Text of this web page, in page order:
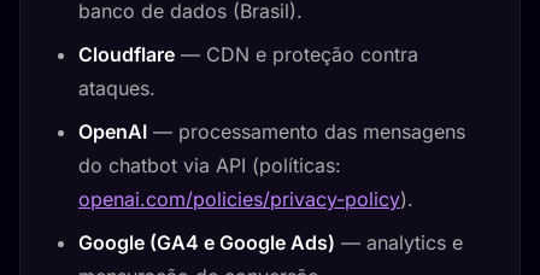
banco de dados (Brasil).
Cloudflare — CDN e proteção contra
ataques.
OpenAI — processamento das mensagens
do chatbot via API (políticas:
openai.com/policies/privacy-policy).
Google (GA4 e Google Ads) — analytics e